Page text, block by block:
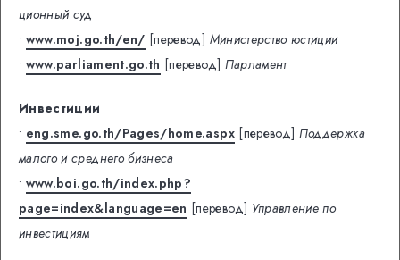
ционный суд
• www.moj.go.th/en/ [перевод] Министерство юстиции
• www.parliament.go.th [перевод] Парламент
Инвестиции
• eng.sme.go.th/Pages/home.aspx [перевод] Поддержка
малого и среднего бизнеса
• www.boi.go.th/index.php?
page=index&language=en [перевод] Управление по
инвестициям